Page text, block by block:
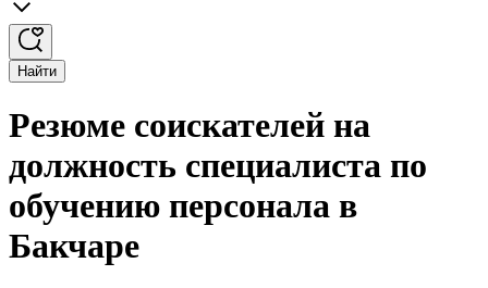
Найти
Резюме соискателей на
должность специалиста по
обучению персонала в
Бакчаре